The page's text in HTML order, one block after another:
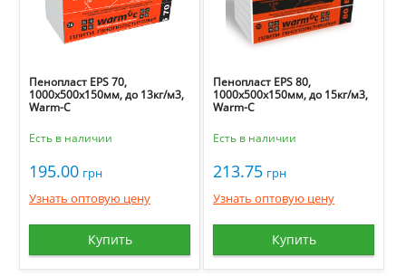
Пенопласт EPS 70,
1000х500х150мм, до 13кг/м3,
Warm-C
Есть в наличии
195.00 грн
Узнать оптовую цену
Купить
Пенопласт EPS 80,
1000х500х150мм, до 15кг/м3,
Warm-C
Есть в наличии
213.75 грн
Узнать оптовую цену
Купить